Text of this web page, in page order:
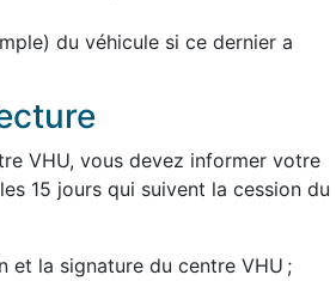
du véhicule si ce dernier a
VHU, vous devez informer votre
15 jours qui suivent la cession du
et la signature du centre VHU ;